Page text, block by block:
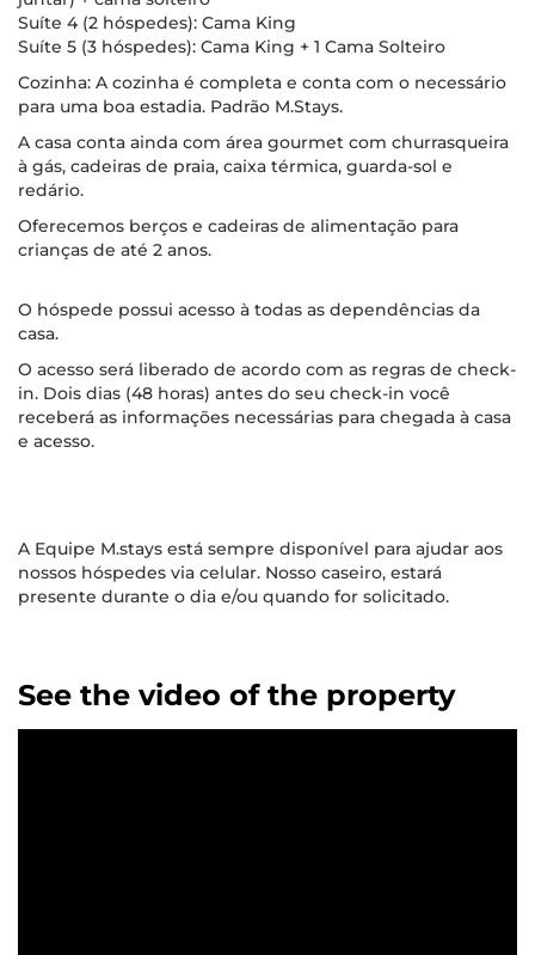
Suíte 4 (2 hóspedes): Cama King
Suíte 5 (3 hóspedes): Cama King + 1 Cama Solteiro
Cozinha: A cozinha é completa e conta com o necessário
para uma boa estadia. Padrão M.Stays.
A casa conta ainda com área gourmet com churrasqueira
à gás, cadeiras de praia, caixa térmica, guarda-sol e
redário.
Oferecemos berços e cadeiras de alimentação para
crianças de até 2 anos.
O hóspede possui acesso à todas as dependências da
casa.
O acesso será liberado de acordo com as regras de check-
in. Dois dias (48 horas) antes do seu check-in você
receberá as informações necessárias para chegada à casa
e acesso.
A Equipe M.stays está sempre disponível para ajudar aos
nossos hóspedes via celular. Nosso caseiro, estará
presente durante o dia e/ou quando for solicitado.
See the video of the property